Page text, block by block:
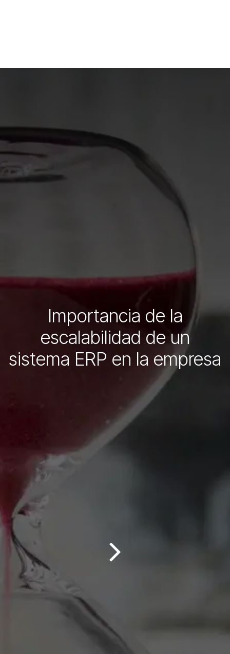
Importancia de la
escalabilidad de un
sistema ERP en la empresa